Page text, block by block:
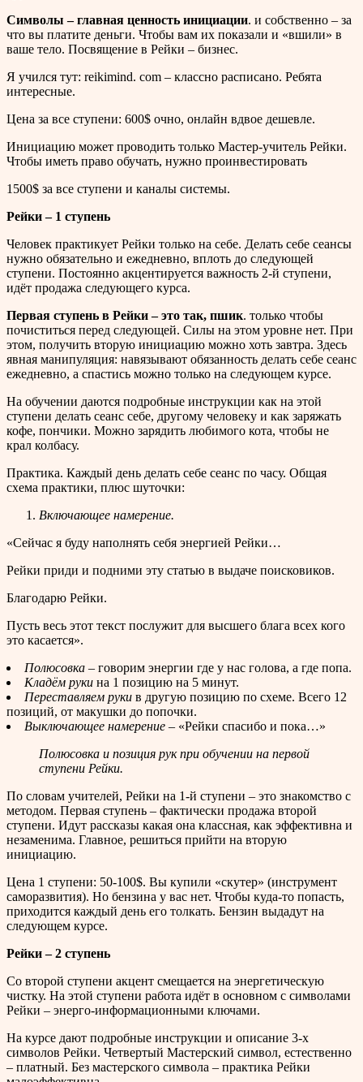
Символы – главная ценность инициации. и собственно – за
что вы платите деньги. Чтобы вам их показали и «вшили» в
ваше тело. Посвящение в Рейки – бизнес.
Я учился тут: reikimind. com – классно расписано. Ребята
интересные.
Цена за все ступени: 600$ очно, онлайн вдвое дешевле.
Инициацию может проводить только Мастер-учитель Рейки.
Чтобы иметь право обучать, нужно проинвестировать
1500$ за все ступени и каналы системы.
Рейки – 1 ступень
Человек практикует Рейки только на себе. Делать себе сеансы
нужно обязательно и ежедневно, вплоть до следующей
ступени. Постоянно акцентируется важность 2-й ступени,
идёт продажа следующего курса.
Первая ступень в Рейки – это так, пшик. только чтобы
почиститься перед следующей. Силы на этом уровне нет. При
этом, получить вторую инициацию можно хоть завтра. Здесь
явная манипуляция: навязывают обязанность делать себе сеанс
ежедневно, а спастись можно только на следующем курсе.
На обучении даются подробные инструкции как на этой
ступени делать сеанс себе, другому человеку и как заряжать
кофе, пончики. Можно зарядить любимого кота, чтобы не
крал колбасу.
Практика. Каждый день делать себе сеанс по часу. Общая
схема практики, плюс шуточки:
Включающее намерение.
«Сейчас я буду наполнять себя энергией Рейки…
Рейки приди и подними эту статью в выдаче поисковиков.
Благодарю Рейки.
Пусть весь этот текст послужит для высшего блага всех кого
это касается».
Полюсовка – говорим энергии где у нас голова, а где попа.
Кладём руки на 1 позицию на 5 минут.
Переставляем руки в другую позицию по схеме. Всего 12
позиций, от макушки до попочки.
Выключающее намерение – «Рейки спасибо и пока…»
Полюсовка и позиция рук при обучении на первой
ступени Рейки.
По словам учителей, Рейки на 1-й ступени – это знакомство с
методом. Первая ступень – фактически продажа второй
ступени. Идут рассказы какая она классная, как эффективна и
незаменима. Главное, решиться прийти на вторую
инициацию.
Цена 1 ступени: 50-100$. Вы купили «скутер» (инструмент
саморазвития). Но бензина у вас нет. Чтобы куда-то попасть,
приходится каждый день его толкать. Бензин выдадут на
следующем курсе.
Рейки – 2 ступень
Со второй ступени акцент смещается на энергетическую
чистку. На этой ступени работа идёт в основном с символами
Рейки – энерго-информационными ключами.
На курсе дают подробные инструкции и описание 3-х
символов Рейки. Четвертый Мастерский символ, естественно
– платный. Без мастерского символа – практика Рейки